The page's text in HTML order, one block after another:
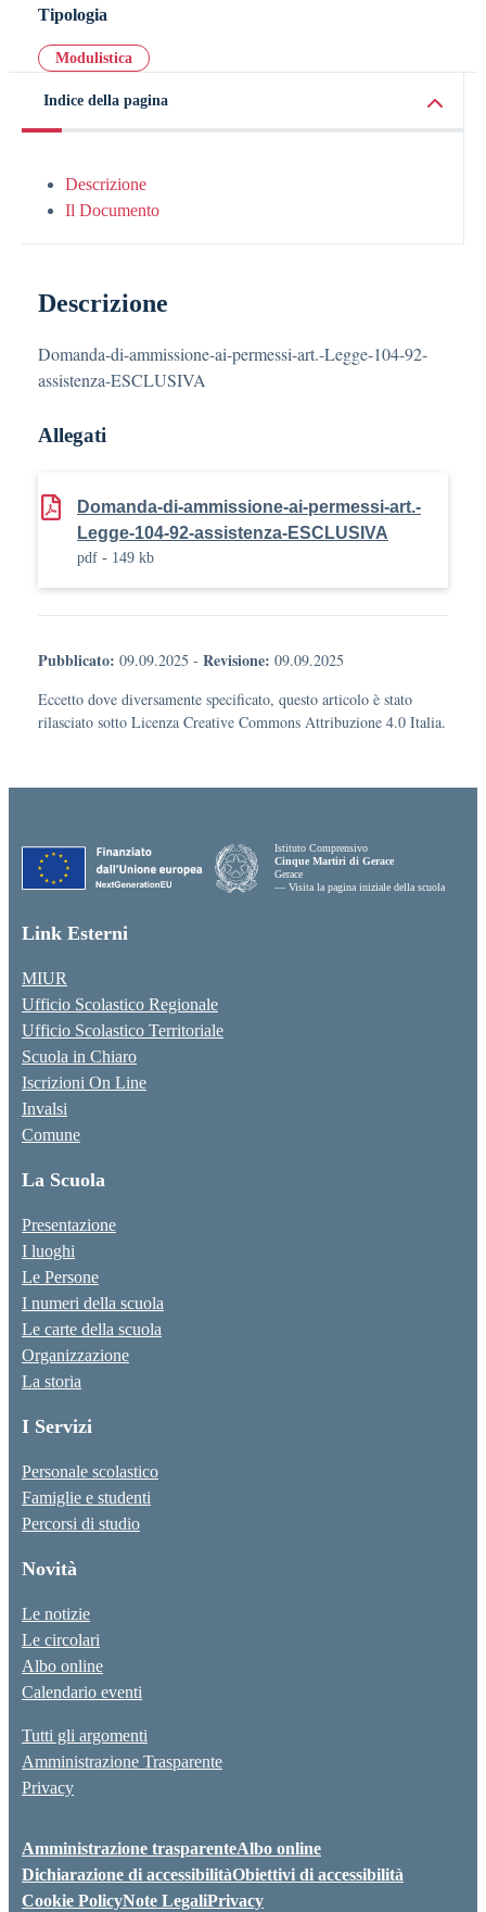
Tipologia
Modulistica
Indice della pagina
Descrizione
Il Documento
Descrizione
Domanda-di-ammissione-ai-permessi-art.-Legge-104-92-
assistenza-ESCLUSIVA
Allegati
Domanda-di-ammissione-ai-permessi-art.-
Legge-104-92-assistenza-ESCLUSIVA
pdf - 149 kb
Pubblicato: 09.09.2025 - Revisione: 09.09.2025
Eccetto dove diversamente specificato, questo articolo è stato
rilasciato sotto Licenza Creative Commons Attribuzione 4.0 Italia.
Istituto Comprensivo
Cinque Martiri di Gerace
Gerace
— Visita la pagina iniziale della scuola
Link Esterni
MIUR
Ufficio Scolastico Regionale
Ufficio Scolastico Territoriale
Scuola in Chiaro
Iscrizioni On Line
Invalsi
Comune
La Scuola
Presentazione
I luoghi
Le Persone
I numeri della scuola
Le carte della scuola
Organizzazione
La storia
I Servizi
Personale scolastico
Famiglie e studenti
Percorsi di studio
Novità
Le notizie
Le circolari
Albo online
Calendario eventi
Tutti gli argomenti
Amministrazione Trasparente
Privacy
Amministrazione trasparenteAlbo online
Dichiarazione di accessibilitàObiettivi di accessibilità
Cookie PolicyNote LegaliPrivacy